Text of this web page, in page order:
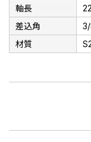
軸長
差込角
材質